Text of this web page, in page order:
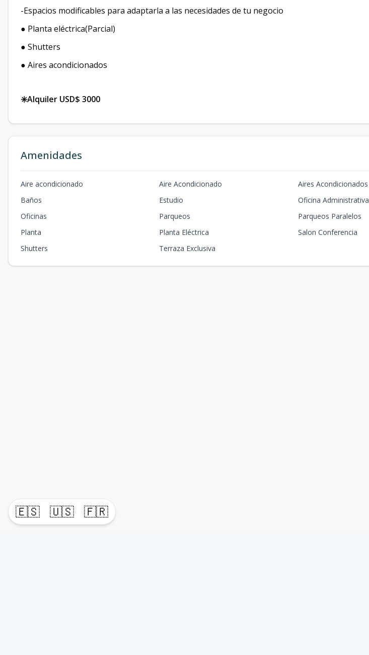
🇪🇸 🇺🇸 🇫🇷
-Espacios modificables para adaptarla a las necesidades de tu negocio
● Planta eléctrica(Parcial)
● Shutters
● Aires acondicionados
✳️Alquiler USD$ 3000
Amenidades
Aire acondicionado Aire Acondicionado
Aires Acondicionados
Baños
Estudio
Oficina Administrativa
Oficinas
Parqueos
Parqueos Paralelos
Planta
Planta Eléctrica
Salon Conferencia
Shutters
Terraza Exclusiva